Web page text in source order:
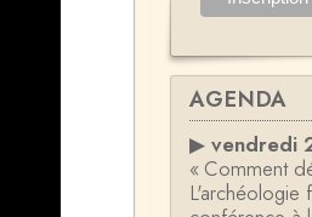
AGENDA
▶ vendredi
« Comment
L'archéologie